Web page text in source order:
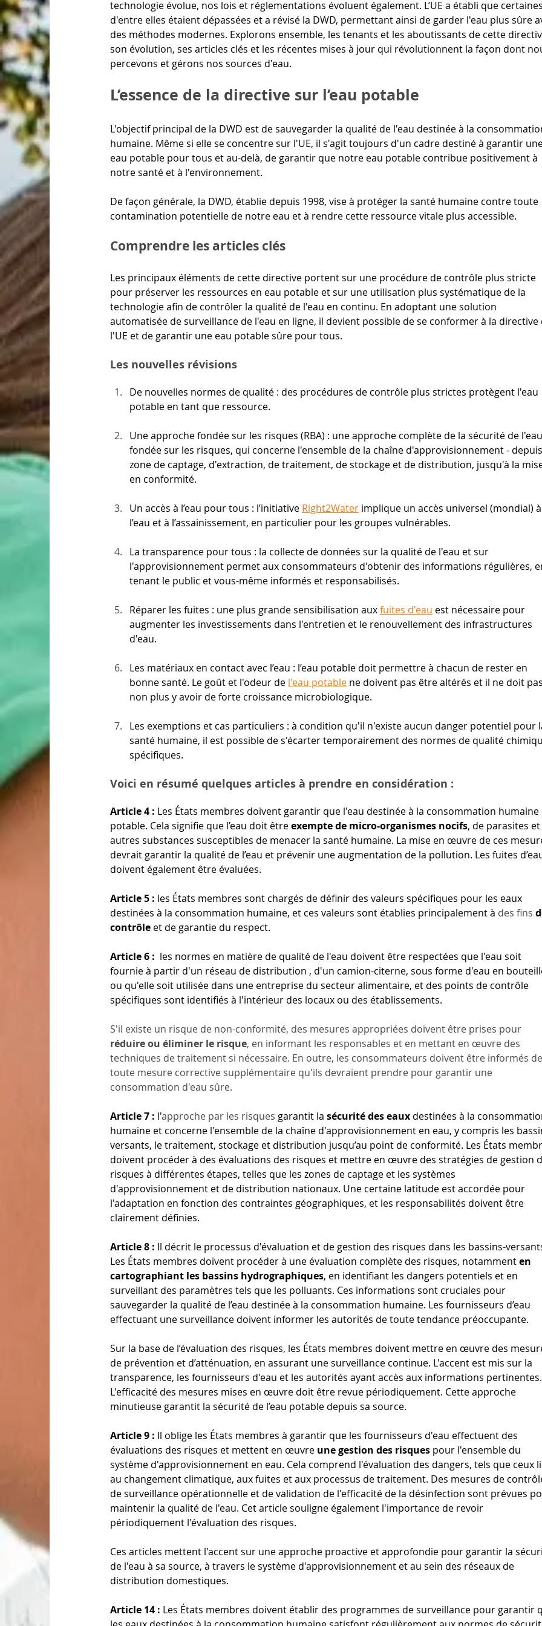
technologie évolue, nos lois et réglementations évoluent également. L’UE a établi que certaines
d'entre elles étaient dépassées et a révisé la DWD, permettant ainsi de garder l'eau plus sûre
des méthodes modernes. Explorons ensemble, les tenants et les aboutissants de cette
son évolution, ses articles clés et les récentes mises à jour qui révolutionnent la façon dont
percevons et gérons nos sources d'eau.
L’essence de la directive sur l’eau potable
L'objectif principal de la DWD est de sauvegarder la qualité de l'eau destinée à la
humaine. Même si elle se concentre sur l'UE, il s'agit toujours d'un cadre destiné à garantir
eau potable pour tous et au-delà, de garantir que notre eau potable contribue positivement à
notre santé et à l'environnement.
De façon générale, la DWD, établie depuis 1998, vise à protéger la santé humaine contre toute
contamination potentielle de notre eau et à rendre cette ressource vitale plus accessible.
Comprendre les articles clés
Les principaux éléments de cette directive portent sur une procédure de contrôle plus stricte
pour préserver les ressources en eau potable et sur une utilisation plus systématique de la
technologie afin de contrôler la qualité de l'eau en continu. En adoptant une solution
automatisée de surveillance de l'eau en ligne, il devient possible de se conformer à la directive
l'UE et de garantir une eau potable sûre pour tous.
Les nouvelles révisions
De nouvelles normes de qualité : des procédures de contrôle plus strictes protègent l'eau
potable en tant que ressource.
Une approche fondée sur les risques (RBA) : une approche complète de la sécurité de
fondée sur les risques, qui concerne l'ensemble de la chaîne d'approvisionnement -
zone de captage, d'extraction, de traitement, de stockage et de distribution, jusqu'à la
en conformité.
Un accès à l’eau pour tous : l’initiative Right2Water implique un accès universel (mondial) à
l’eau et à l’assainissement, en particulier pour les groupes vulnérables.
La transparence pour tous : la collecte de données sur la qualité de l'eau et sur
l'approvisionnement permet aux consommateurs d'obtenir des informations régulières,
tenant le public et vous-même informés et responsabilisés.
Réparer les fuites : une plus grande sensibilisation auxfuites d'eau est nécessaire pour
augmenter les investissements dans l'entretien et le renouvellement des infrastructures
d'eau.
Les matériaux en contact avec l’eau : l’eau potable doit permettre à chacun de rester en
bonne santé. Le goût et l'odeur de l'eau potable ne doivent pas être altérés et il ne doit pas
non plus y avoir de forte croissance microbiologique.
Les exemptions et cas particuliers : à condition qu'il n'existe aucun danger potentiel pour
santé humaine, il est possible de s'écarter temporairement des normes de qualité
spécifiques.
Voici en résumé quelques articles à prendre en considération :
Article 4 : Les États membres doivent garantir que l'eau destinée à la consommation humaine
potable. Cela signifie que l’eau doit être exempte de micro-organismes nocifs, de parasites et
autres substances susceptibles de menacer la santé humaine. La mise en œuvre de ces
devrait garantir la qualité de l’eau et prévenir une augmentation de la pollution. Les fuites
doivent également être évaluées.
Article 5 : les États membres sont chargés de définir des valeurs spécifiques pour les eaux
destinées à la consommation humaine, et ces valeurs sont établies principalement à des fins
contrôle et de garantie du respect.
Article 6 : les normes en matière de qualité de l'eau doivent être respectées que l'eau soit
fournie à partir d'un réseau de distribution , d'un camion-citerne, sous forme d'eau en
ou qu'elle soit utilisée dans une entreprise du secteur alimentaire, et des points de contrôle
spécifiques sont identifiés à l'intérieur des locaux ou des établissements.
S'il existe un risque de non-conformité, des mesures appropriées doivent être prises pour
réduire ou éliminer le risque, en informant les responsables et en mettant en œuvre des
techniques de traitement si nécessaire. En outre, les consommateurs doivent être informés de
toute mesure corrective supplémentaire qu'ils devraient prendre pour garantir une
consommation d'eau sûre.
Article 7 : l'approche par les risques garantit la sécurité des eaux destinées à la
humaine et concerne l'ensemble de la chaîne d'approvisionnement en eau, y compris les
versants, le traitement, stockage et distribution jusqu’au point de conformité. Les États
doivent procéder à des évaluations des risques et mettre en œuvre des stratégies de gestion
risques à différentes étapes, telles que les zones de captage et les systèmes
d'approvisionnement et de distribution nationaux. Une certaine latitude est accordée pour
l'adaptation en fonction des contraintes géographiques, et les responsabilités doivent être
clairement définies.
Article 8 : Il décrit le processus d'évaluation et de gestion des risques dans les bassins-
Les États membres doivent procéder à une évaluation complète des risques, notamment en
cartographiant les bassins hydrographiques, en identifiant les dangers potentiels et en
surveillant des paramètres tels que les polluants. Ces informations sont cruciales pour
sauvegarder la qualité de l’eau destinée à la consommation humaine. Les fournisseurs d’eau
effectuant une surveillance doivent informer les autorités de toute tendance préoccupante.
Sur la base de l’évaluation des risques, les États membres doivent mettre en œuvre des
de prévention et d’atténuation, en assurant une surveillance continue. L'accent est mis sur la
transparence, les fournisseurs d'eau et les autorités ayant accès aux informations pertinentes.
L'efficacité des mesures mises en œuvre doit être revue périodiquement. Cette approche
minutieuse garantit la sécurité de l’eau potable depuis sa source.
Article 9 : Il oblige les États membres à garantir que les fournisseurs d'eau effectuent des
évaluations des risques et mettent en œuvre une gestion des risques pour l'ensemble du
système d'approvisionnement en eau. Cela comprend l'évaluation des dangers, tels que ceux
au changement climatique, aux fuites et aux processus de traitement. Des mesures de
de surveillance opérationnelle et de validation de l'efficacité de la désinfection sont prévues
maintenir la qualité de l'eau. Cet article souligne également l'importance de revoir
périodiquement l'évaluation des risques.
Ces articles mettent l'accent sur une approche proactive et approfondie pour garantir la
de l'eau à sa source, à travers le système d'approvisionnement et au sein des réseaux de
distribution domestiques.
Article 14 : Les États membres doivent établir des programmes de surveillance pour garantir